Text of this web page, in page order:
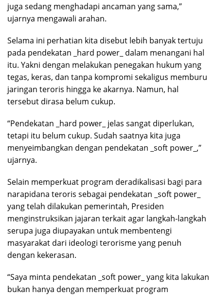
juga sedang menghadapi ancaman yang sama,”
ujarnya mengawali arahan.
Selama ini perhatian kita disebut lebih banyak tertuju
pada pendekatan _hard power_ dalam menangani hal
itu. Yakni dengan melakukan penegakan hukum yang
tegas, keras, dan tanpa kompromi sekaligus memburu
jaringan teroris hingga ke akarnya. Namun, hal
tersebut dirasa belum cukup.
“Pendekatan _hard power_ jelas sangat diperlukan,
tetapi itu belum cukup. Sudah saatnya kita juga
menyeimbangkan dengan pendekatan _soft power_,”
ujarnya.
Selain memperkuat program deradikalisasi bagi para
narapidana teroris sebagai pendekatan _soft power_
yang telah dilakukan pemerintah, Presiden
menginstruksikan jajaran terkait agar langkah-langkah
serupa juga diupayakan untuk membentengi
masyarakat dari ideologi terorisme yang penuh
dengan kekerasan.
“Saya minta pendekatan _soft power_ yang kita lakukan
bukan hanya dengan memperkuat program